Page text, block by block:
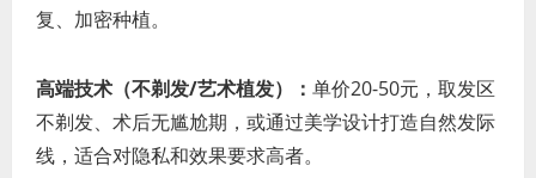
复、加密种植。
高端技术（不剃发/艺术植发）： 单价20-50元，取发区
不剃发、术后无尴尬期，或通过美学设计打造自然发际
线，适合对隐私和效果要求高者。